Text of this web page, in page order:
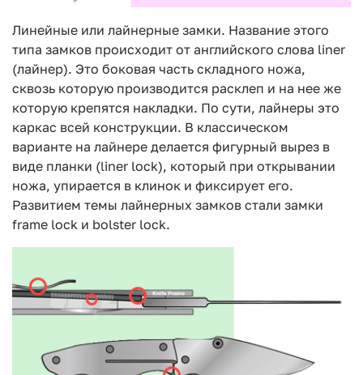
Линейные или лайнерные замки. Название этого
типа замков происходит от английского слова liner
(лайнер). Это боковая часть складного ножа,
сквозь которую производится расклеп и на нее же
которую крепятся накладки. По сути, лайнеры это
каркас всей конструкции. В классическом
варианте на лайнере делается фигурный вырез в
виде планки (liner lock), который при открывании
ножа, упирается в клинок и фиксирует его.
Развитием темы лайнерных замков стали замки
frame lock и bolster lock.